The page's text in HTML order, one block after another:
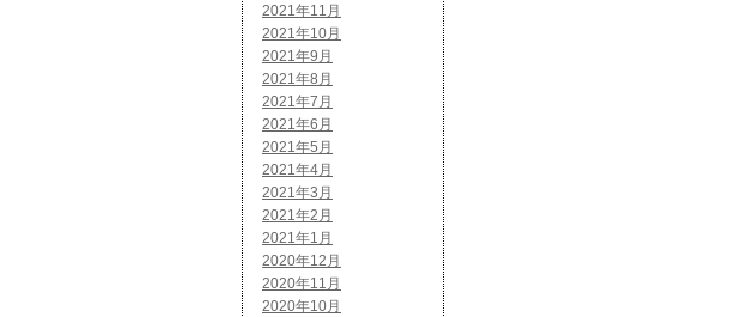
2021年11月
2021年10月
2021年9月
2021年8月
2021年7月
2021年6月
2021年5月
2021年4月
2021年3月
2021年2月
2021年1月
2020年12月
2020年11月
2020年10月